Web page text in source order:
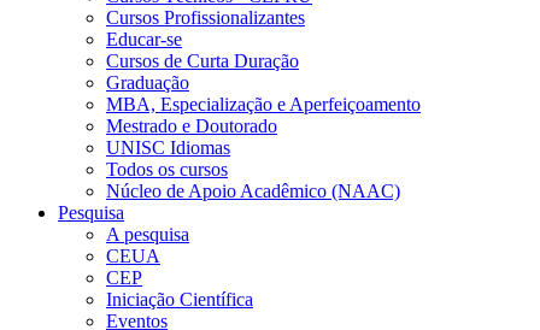
Cursos Profissionalizantes
Educar-se
Cursos de Curta Duração
Graduação
MBA, Especialização e Aperfeiçoamento
Mestrado e Doutorado
UNISC Idiomas
Todos os cursos
Núcleo de Apoio Acadêmico (NAAC)
Pesquisa
A pesquisa
CEUA
CEP
Iniciação Científica
Eventos